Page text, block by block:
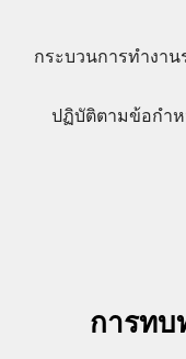
กระบวนการทำงา
ปฏิบัติตามข้อกำ
การทบ